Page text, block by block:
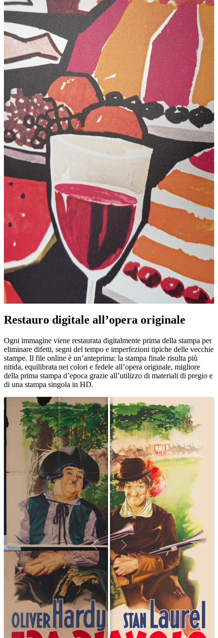
Pause
Restauro digitale all’opera originale
Ogni immagine viene restaurata digitalmente prima della stampa per
eliminare difetti, segni del tempo e imperfezioni tipiche delle vecchie
stampe. Il file online è un’anteprima: la stampa finale risulta più
nitida, equilibrata nei colori e fedele all’opera originale, migliore
della prima stampa d’epoca grazie all’utilizzo di materiali di pregio e
di una stampa singola in HD.